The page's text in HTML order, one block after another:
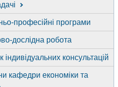
професійні програми
дослідна робота
індивідуальних консультацій
кафедри економіки та